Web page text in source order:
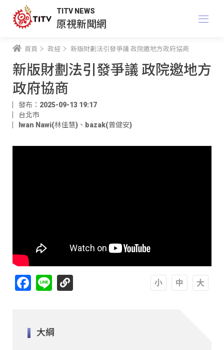
TITV NEWS
原視新聞網
首頁 政經 新版財劃法引發爭議 政院邀地方政府協商
新版財劃法引發爭議 政院邀地方
政府協商
發布：2025-09-13 19:17
台北市
Iwan Nawi(林佳慧) 、 bazak(曾健安)
Facebook
Line
大綱